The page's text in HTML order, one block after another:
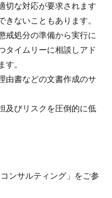
切な対応が要求されます
ないこともあります。
戒処分の準備から実行に
タイムリーに相談しアド
。
由書などの文書作成のサ
及びリスクを圧倒的に低
ンサルティング」をご参